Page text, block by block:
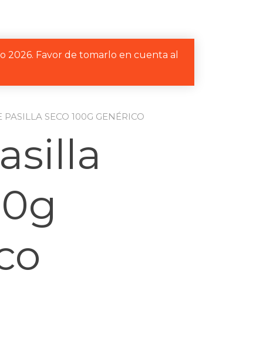
2026. Favor de tomarlo en cuenta al
SECO 100G GENÉRICO